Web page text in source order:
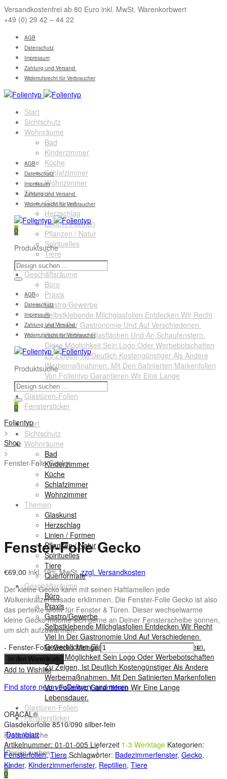
Versandkostenfrei ab 80 Euro inkl. MwSt. Warenkorbwert
+49 (0) 29 42 – 44 22
AGB
Datenschutz
Impressum
Zahlung und Versand
Widerrufsrecht für Verbraucher
Start
Sichtschutz
Wohnräume
Bad
Kinderzimmer
Küche
Schlafzimmer
Wohnzimmer
Themen
Glaskunst
Herzschlag
Linien / Formen
Pflanzen / Natur
Spirituelles
Tiere
Querformate
Geschäftsräume
Büro
Praxis
Gastro/Gewerbe
Selbstklebende Milchglasfolien Entdecken Wir Recht
Viel In Der Gastronomie Und Auf Verschiedenen
Gewerblichen Glasflächen Und An Schaufenstern.
Diese Möglichkeit Sein Logo Oder Werbebotschaften
Zu Zeigen, Ist Deutlich Kostengünstiger Als Andere
Werbemaßnahmen. Mit Den Satinierten Markenfolien
Von Folientyp Garantieren Wir Eine Lange
Lebensdauer.
Glastüren-Folien
Fenstersticker
Start
Sichtschutz
Wohnräume
Bad
Kinderzimmer
Küche
Schlafzimmer
Wohnzimmer
Themen
Glaskunst
Herzschlag
Linien / Formen
Pflanzen / Natur
Spirituelles
Tiere
Querformate
Geschäftsräume
Büro
Praxis
Gastro/Gewerbe
Selbstklebende Milchglasfolien Entdecken Wir Recht
Viel In Der Gastronomie Und Auf Verschiedenen
Gewerblichen Glasflächen Und An Schaufenstern.
Diese Möglichkeit Sein Logo Oder Werbebotschaften
Zu Zeigen, Ist Deutlich Kostengünstiger Als Andere
Werbemaßnahmen. Mit Den Satinierten Markenfolien
Von Folientyp Garantieren Wir Eine Lange
Lebensdauer.
Glastüren-Folien
Fenstersticker
Produktsuche
0
AGB
Datenschutz
Impressum
Zahlung und Versand
Widerrufsrecht für Verbraucher
0
Produktsuche
AGB
Datenschutz
Impressum
Zahlung und Versand
Widerrufsrecht für Verbraucher
Produktsuche
0
Folientyp
>
Shop
>
Fenster-Folie Gecko
Fenster-Folie Gecko
€69,00 inkl. 19% MwSt.zzgl. Versandkosten
Der kleine Gecko kann mit seinen Haftlamellen jede
Wolkenkratzerfassade erklimmen. Die Fenster-Folie Gecko ist also
das perfekte Motiv für Fenster & Türen. Dieser wechselwarme
kleine Gecko möchte sich gerne an Deiner Fensterscheibe sonnen,
um sich aufzuwärmen.
- Fenster-Folie Gecko Menge +
In den Warenkorb
Add to Wishlist
Find store near youDelivery and return
ORACAL®
Glasdekorfolie 8510/090 silber-fein
Datenblatt
Artikelnummer: 01-01-005 Lieferzeit 1-3 Werktage Kategorien:
Fensterfolien,Tiere Schlagwörter: Badezimmerfenster, Gecko,
Kinder, Kinderzimmerfenster, Reptilien, Tiere